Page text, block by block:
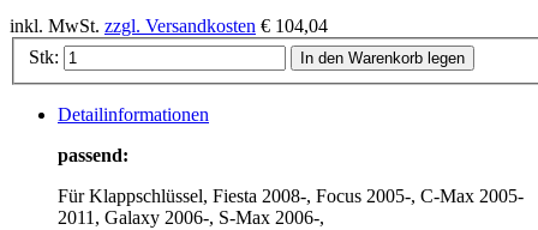
inkl. MwSt. zzgl. Versandkosten € 104,04
Stk:
In den Warenkorb legen
Detailinformationen
passend:
Für Klappschlüssel, Fiesta 2008-, Focus 2005-, C-Max 2005-
2011, Galaxy 2006-, S-Max 2006-,